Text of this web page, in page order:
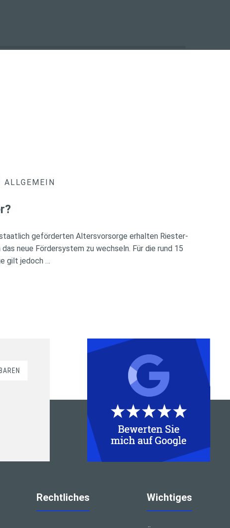
ALLGEMEIN
geförderten Altersvorsorge erhalten Riester-
neue Fördersystem zu wechseln. Für die rund 15
gilt jedoch …
Rechtliches Wichtiges